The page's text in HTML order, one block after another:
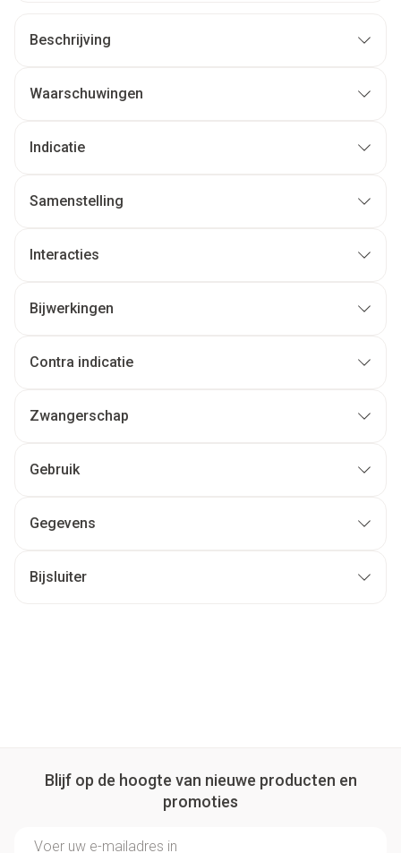
Beschrijving
Waarschuwingen
Indicatie
Samenstelling
Interacties
Bijwerkingen
Contra indicatie
Zwangerschap
Gebruik
Gegevens
Bijsluiter
Blijf op de hoogte van nieuwe producten en
promoties